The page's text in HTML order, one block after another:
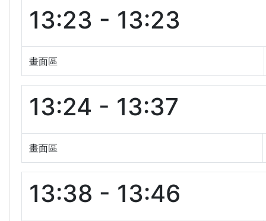
13:23 - 13:23
畫面區
13:24 - 13:37
畫面區
13:38 - 13:46